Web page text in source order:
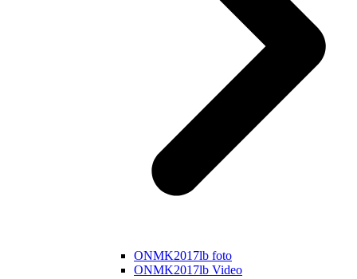
ONMK2017lb foto
ONMK2017lb Video